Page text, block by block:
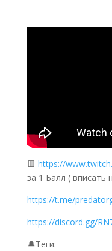
🟥 https://
за 1 Балл ( вписать
https://t.me/
https://discord.gg/
🔔Теги: